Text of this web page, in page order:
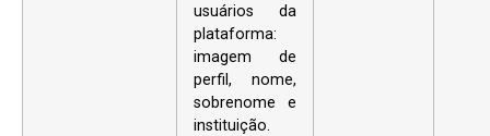
usuários da
plataforma:
imagem de
perfil, nome,
sobrenome e
instituição.